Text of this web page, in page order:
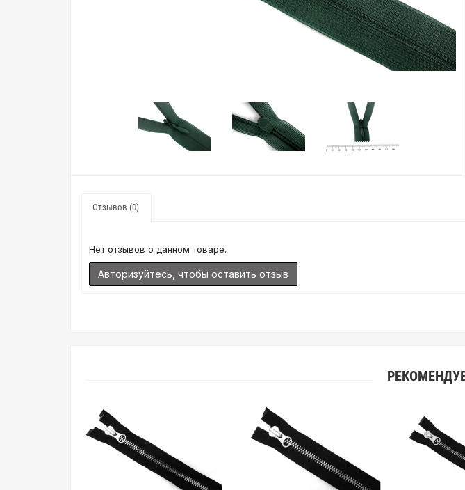
Отзывов (0)
Нет отзывов о данном товаре.
Авторизуйтесь, чтобы оставить отзыв